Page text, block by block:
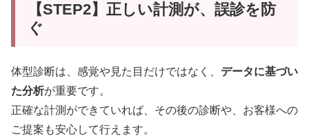
【STEP2】正しい計測が、誤診を防
ぐ
体型診断は、感覚や見た目だけではなく、 データに基づい
た分析が重要です。
正確な計測ができていれば、その後の診断や、お客様への
ご提案も安心して行えます。